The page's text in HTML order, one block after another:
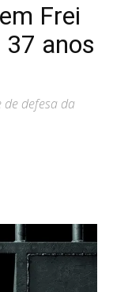
Frei
37 anos
defesa da